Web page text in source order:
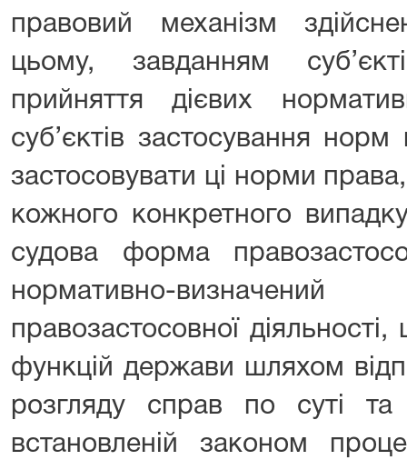
правовий механізм
цьому, завданням
прийняття дієвих
суб’єктів застосування
застосовувати ці норми
кожного конкретного
судова форма
нормативно-
правозастосовної
функцій держави шляхом
розгляду справ по суті
встановленій законом